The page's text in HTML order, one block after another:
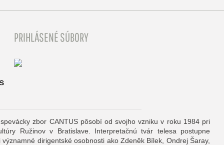
PRIHLÁSENÉ SÚBORY
zbor CANTUS pôsobí od svojho vzniku v roku 1984 pri
Ružinov v Bratislave. Interpretačnú tvár telesa postupne
významné dirigentské osobnosti ako Zdeněk Bílek, Ondrej Šaray,